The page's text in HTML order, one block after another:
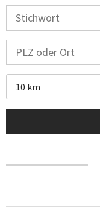
10 km